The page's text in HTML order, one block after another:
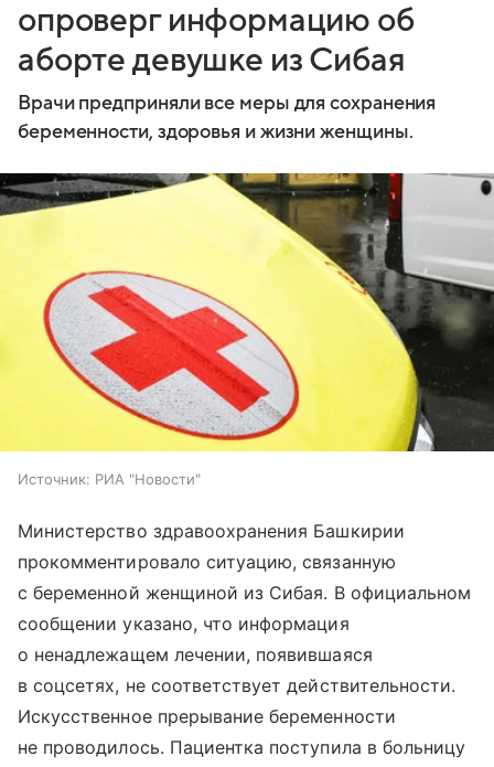
опроверг информацию об
аборте девушке из Сибая
Врачи предприняли все меры для сохранения
беременности, здоровья и жизни женщины.
Источник: РИА "Новости"
Министерство здравоохранения Башкирии
прокомментировало ситуацию, связанную
с беременной женщиной из Сибая. В официальном
сообщении указано, что информация
о ненадлежащем лечении, появившаяся
в соцсетях, не соответствует действительности.
Искусственное прерывание беременности
не проводилось. Пациентка поступила в больницу